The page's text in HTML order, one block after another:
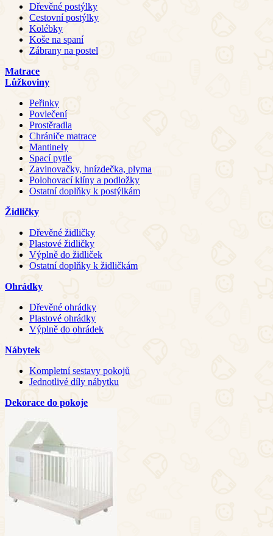
Dřevěné postýlky
Cestovní postýlky
Kolébky
Koše na spaní
Zábrany na postel
Matrace
Lůžkoviny
Peřinky
Povlečení
Prostěradla
Chrániče matrace
Mantinely
Spací pytle
Zavinovačky, hnízdečka, plyma
Polohovací klíny a podložky
Ostatní doplňky k postýlkám
Židličky
Dřevěné židličky
Plastové židličky
Výplně do židliček
Ostatní doplňky k židličkám
Ohrádky
Dřevěné ohrádky
Plastové ohrádky
Výplně do ohrádek
Nábytek
Kompletní sestavy pokojů
Jednotlivé díly nábytku
Dekorace do pokoje